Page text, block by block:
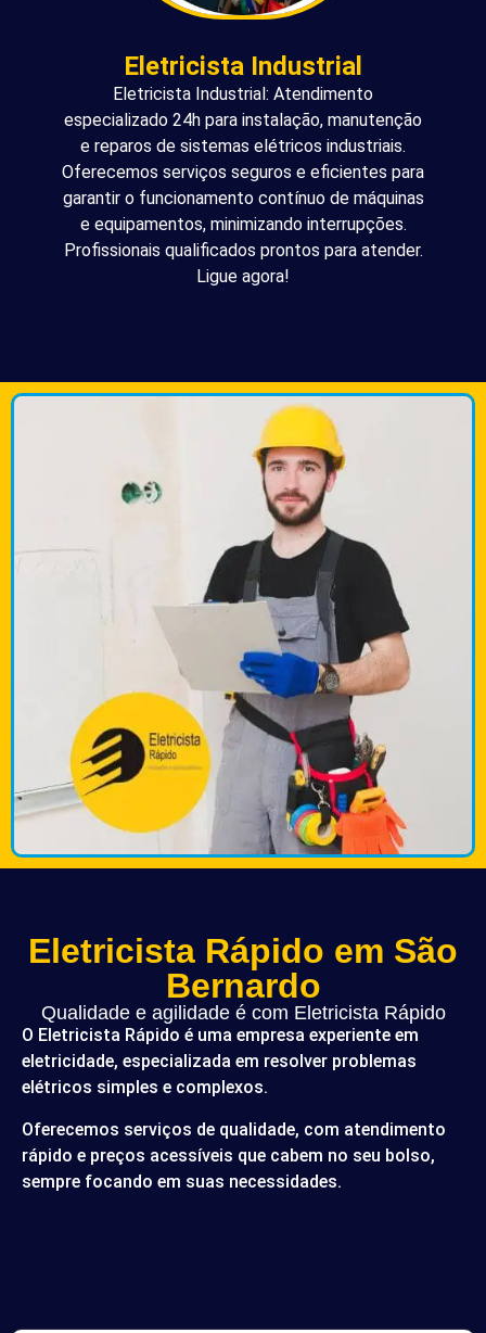
Eletricista Industrial
Eletricista Industrial: Atendimento
especializado 24h para instalação, manutenção
e reparos de sistemas elétricos industriais.
Oferecemos serviços seguros e eficientes para
garantir o funcionamento contínuo de máquinas
e equipamentos, minimizando interrupções.
Profissionais qualificados prontos para atender.
Ligue agora!
Eletricista Rápido em São
Bernardo
Qualidade e agilidade é com Eletricista Rápido
O Eletricista Rápido é uma empresa experiente em
eletricidade, especializada em resolver problemas
elétricos simples e complexos.
Oferecemos serviços de qualidade, com atendimento
rápido e preços acessíveis que cabem no seu bolso,
sempre focando em suas necessidades.